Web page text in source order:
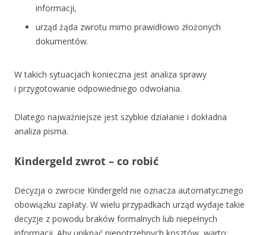
informacji,
urząd żąda zwrotu mimo prawidłowo złożonych
dokumentów.
W takich sytuacjach konieczna jest analiza sprawy
i przygotowanie odpowiedniego odwołania.
Dlatego najważniejsze jest szybkie działanie i dokładna
analiza pisma.
Kindergeld zwrot – co robić
Decyzja o zwrocie Kindergeld nie oznacza automatycznego
obowiązku zapłaty. W wielu przypadkach urząd wydaje takie
decyzje z powodu braków formalnych lub niepełnych